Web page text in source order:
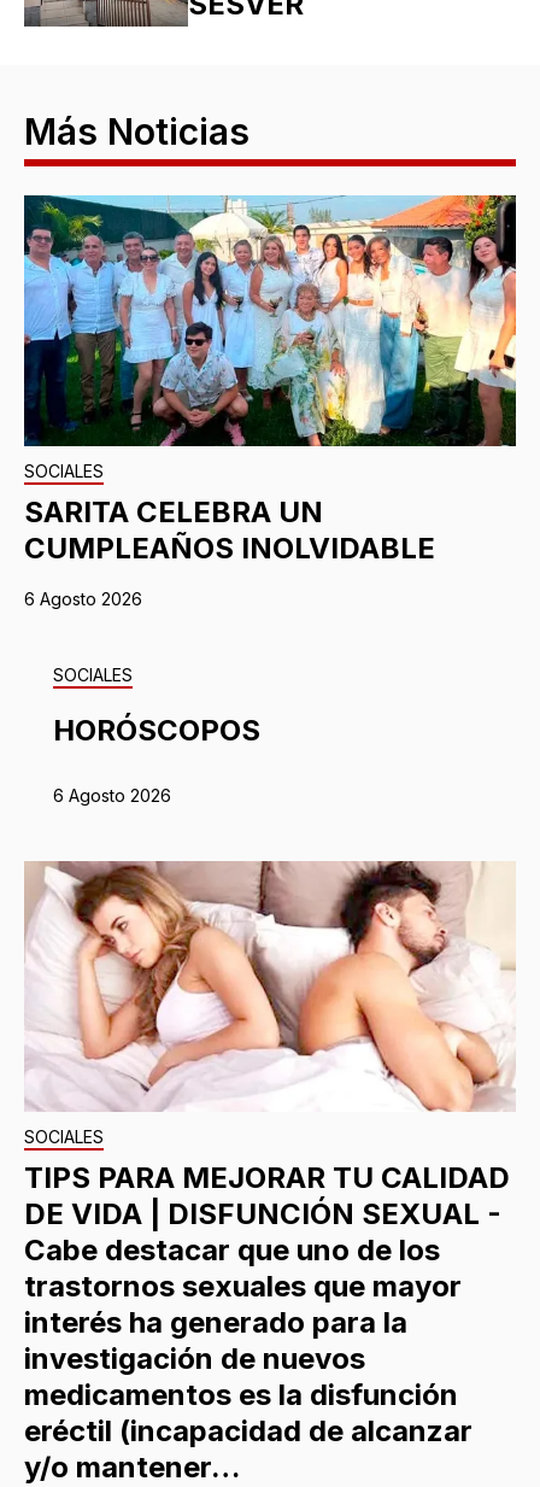
Más Noticias
SOCIALES
SARITA CELEBRA UN
CUMPLEAÑOS INOLVIDABLE
6 Agosto 2026
SOCIALES
HORÓSCOPOS
6 Agosto 2026
SOCIALES
TIPS PARA MEJORAR TU CALIDAD
DE VIDA | DISFUNCIÓN SEXUAL -
Cabe destacar que uno de los
trastornos sexuales que mayor
interés ha generado para la
investigación de nuevos
medicamentos es la disfunción
eréctil (incapacidad de alcanzar
y/o mantener…